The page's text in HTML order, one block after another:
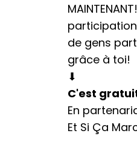
participation
de gens
grâce à toi!
⬇︎
C'est
En
Et Si Ça